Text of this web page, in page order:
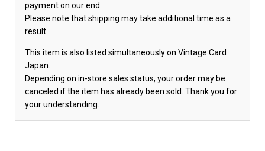
payment on our end.
Please note that shipping may take additional time as a
result.
This item is also listed simultaneously on Vintage Card
Japan.
Depending on in-store sales status, your order may be
canceled if the item has already been sold. Thank you for
your understanding.